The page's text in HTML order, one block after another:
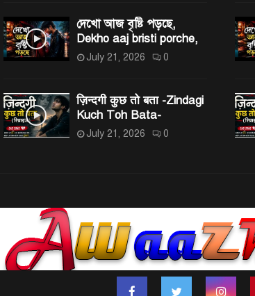
দেখো আজ বৃষ্টি পড়ছে,
Dekho aaj bristi porche,
July 21, 2026 0
ज़िन्दगी कुछ तो बता -Zindagi
Kuch Toh Bata-
July 21, 2026 0